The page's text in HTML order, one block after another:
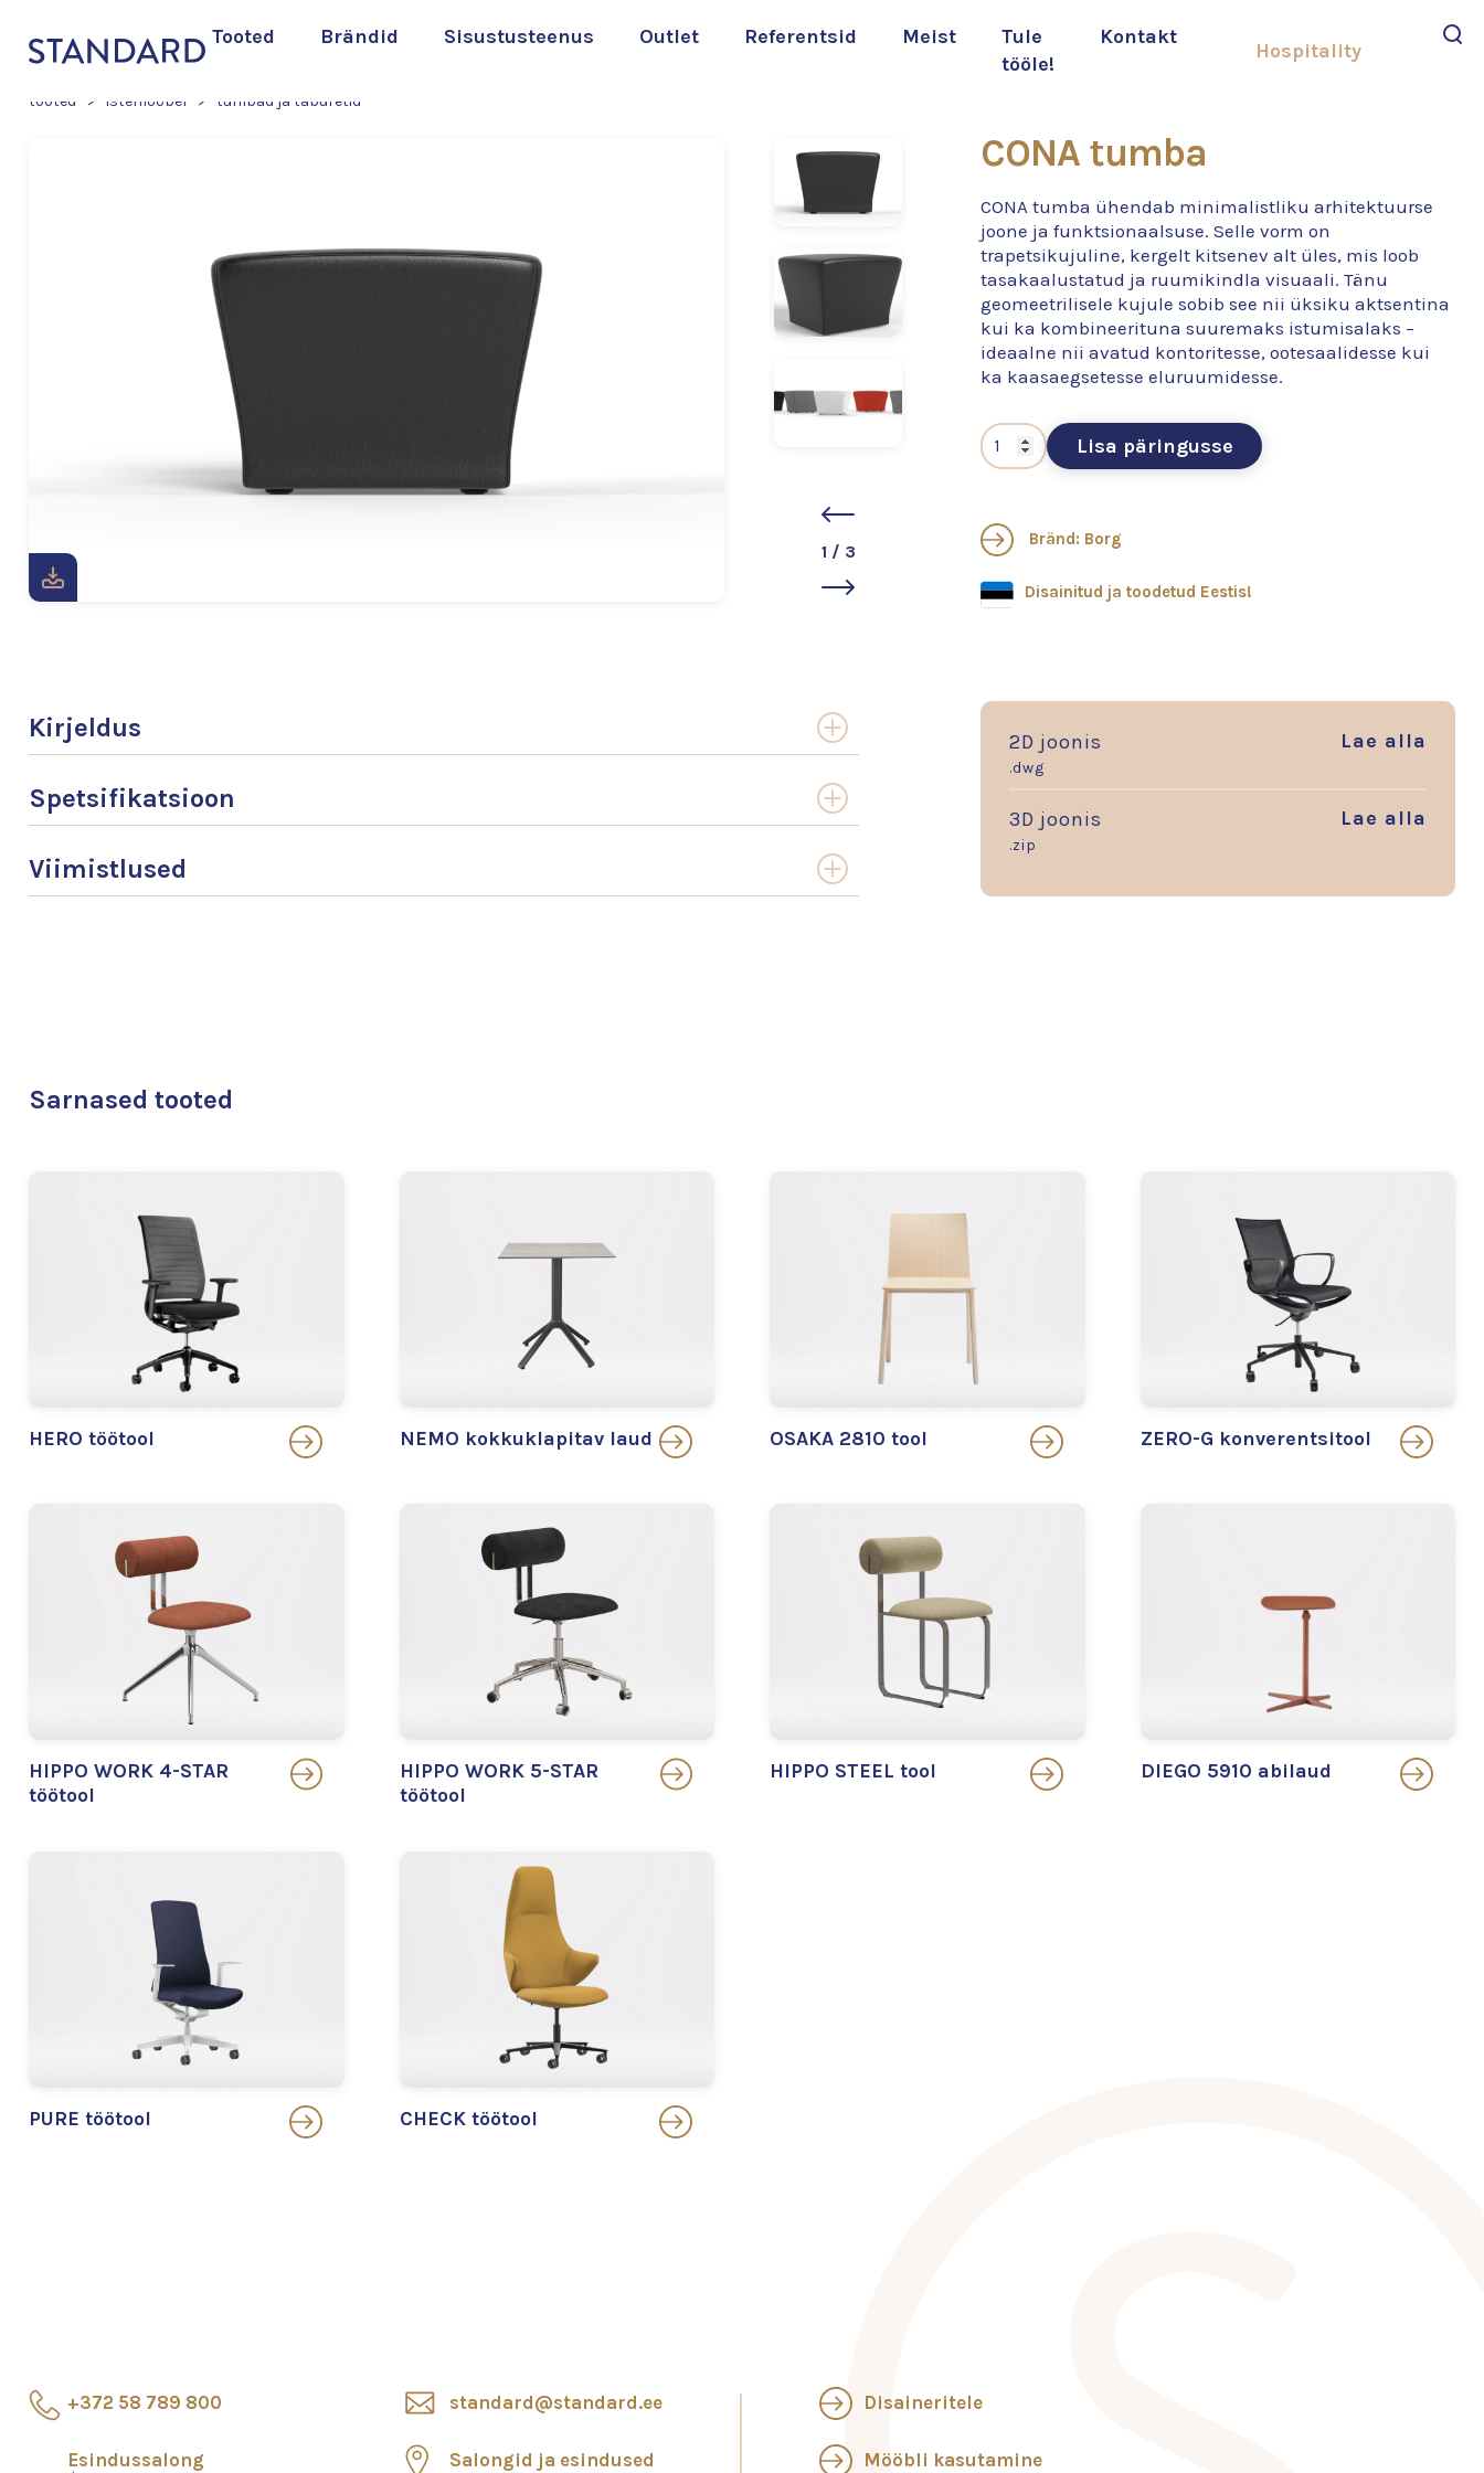
Tooted Brändid Sisustusteenus Outlet Referentsid Meist
Tule
tööle!
Kontakt
Hospitality
tooted > istemööbel > tumbad ja taburetid
1 / 3
CONA tumba
CONA tumba ühendab minimalistliku arhitektuurse
joone ja funktsionaalsuse. Selle vorm on
trapetsikujuline, kergelt kitsenev alt üles, mis loob
tasakaalustatud ja ruumikindla visuaali. Tänu
geomeetrilisele kujule sobib see nii üksiku aktsentina
kui ka kombineerituna suuremaks istumisalaks –
ideaalne nii avatud kontoritesse, ootesaalidesse kui
ka kaasaegsetesse eluruumidesse.
Lisa päringusse
Bränd: Borg
Disainitud ja toodetud Eestis!
Kirjeldus
Spetsifikatsioon
Viimistlused
2D joonis Lae alla
.dwg
3D joonis Lae alla
.zip
Sarnased tooted
HERO töötool NEMO kokkuklapitav laud OSAKA 2810 tool ZERO-G konverentsitool
HIPPO WORK 4-STAR
töötool
HIPPO WORK 5-STAR
töötool
HIPPO STEEL tool DIEGO 5910 abilaud
PURE töötool CHECK töötool
+372 58 789 800
Esindussalong
standard@standard.ee
Salongid ja esindused
Disaineritele
Mööbli kasutamine